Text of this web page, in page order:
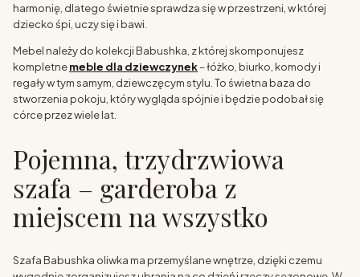
harmonię, dlatego świetnie sprawdza się w przestrzeni, w której
dziecko śpi, uczy się i bawi.
Mebel należy do kolekcji Babushka, z której skomponujesz
kompletnemeble dla dziewczynek– łóżko, biurko, komody i
regały w tym samym, dziewczęcym stylu. To świetna baza do
stworzenia pokoju, który wygląda spójnie i będzie podobał się
córce przez wiele lat.
Pojemna, trzydrzwiowa
szafa – garderoba z
miejscem na wszystko
Szafa Babushka oliwka ma przemyślane wnętrze, dzięki czemu